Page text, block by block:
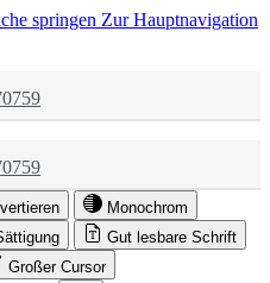
springen Zur Hauptnavigation
Monochrom
Gut lesbare Schrift
Großer Cursor